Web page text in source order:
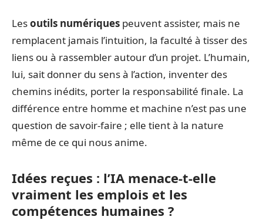
Lesoutils numériques peuvent assister, mais ne
remplacent jamais l’intuition, la faculté à tisser des
liens ou à rassembler autour d’un projet. L’humain,
lui, sait donner du sens à l’action, inventer des
chemins inédits, porter la responsabilité finale. La
différence entre homme et machine n’est pas une
question de savoir-faire ; elle tient à la nature
même de ce qui nous anime.
Idées reçues : l’IA menace-t-elle
vraiment les emplois et les
compétences humaines ?